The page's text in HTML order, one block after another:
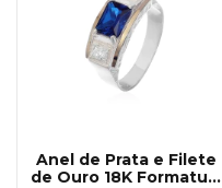
Anel de Prata e Filete
de Ouro 18K Formatura